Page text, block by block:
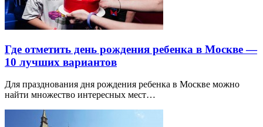
Где отметить день рождения ребенка в Москве —
10 лучших вариантов
Для празднования дня рождения ребенка в Москве можно
найти множество интересных мест…